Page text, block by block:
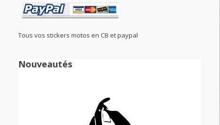
Tous vos stickers motos en CB et paypal
Nouveautés